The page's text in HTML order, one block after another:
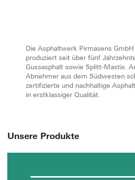
Die Asphaltwerk Pirmasens GmbH
produziert seit über fünf
Gussasphalt sowie Splitt-Mastix.
Abnehmer aus dem Südwesten
zertifizierte und nachhaltige
in erstklassiger Qualität.
Unsere Produkte